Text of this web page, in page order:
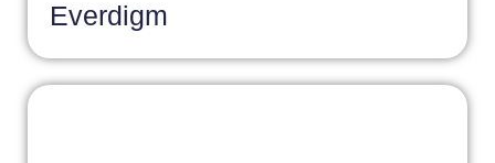
Everdigm